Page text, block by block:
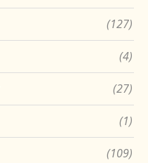
(127)
(4)
(27)
(1)
(109)